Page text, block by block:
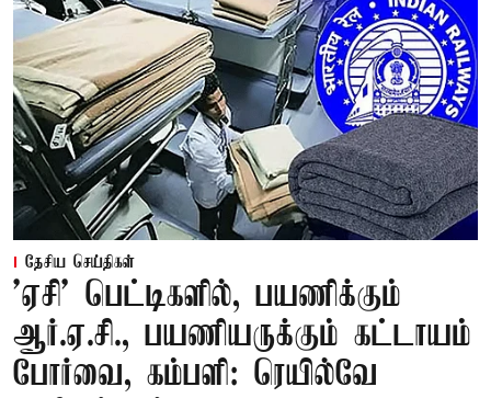
தேசிய செய்திகள்
'ஏசி' பெட்டிகளில், பயணிக்கும்
ஆர்.ஏ.சி., பயணியருக்கும் கட்டாயம்
போர்வை, கம்பளி: ரெயில்வே